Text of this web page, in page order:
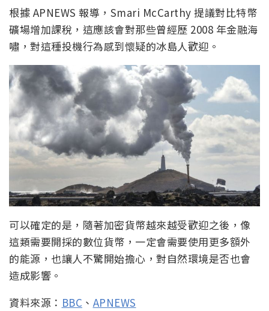
根據 APNEWS 報導，Smari McCarthy 提議對比特幣
礦場增加課稅，這應該會對那些曾經歷 2008 年金融海
嘯，對這種投機行為感到懷疑的冰島人歡迎。
可以確定的是，隨著加密貨幣越來越受歡迎之後，像
這類需要開採的數位貨幣，一定會需要使用更多額外
的能源，也讓人不驚開始擔心，對自然環境是否也會
造成影響。
資料來源： BBC 、 APNEWS